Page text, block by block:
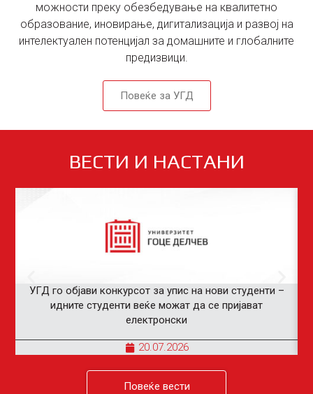
можности преку обезбедување на квалитетно
образование, иновирање, дигитализација и развој на
интелектуален потенцијал за домашните и глобалните
предизвици.
Повеќе за УГД
ВЕСТИ И НАСТАНИ
УГД го објави конкурсот за упис на нови студенти –
идните студенти веќе можат да се пријават
електронски
20.07.2026
Повеќе вести